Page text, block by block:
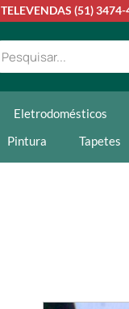
TELEVENDAS (51) 3474-
Eletrodomésticos
Pintura Tapetes